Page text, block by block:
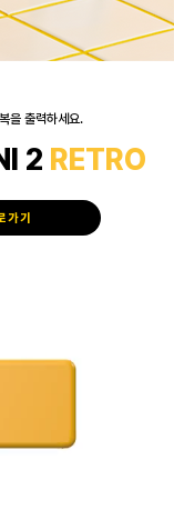
을 출력하세요.
2 RETRO
가기